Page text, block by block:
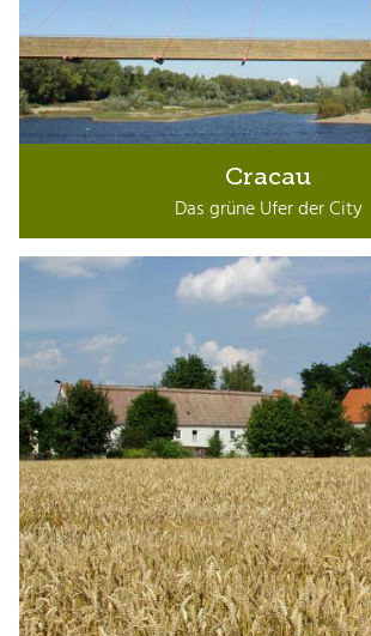
Cracau
Das grüne Ufer der City